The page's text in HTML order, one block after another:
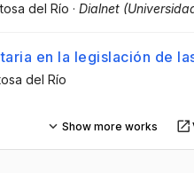
del Río · Dialnet
en la legislación de
del Río
Show more works